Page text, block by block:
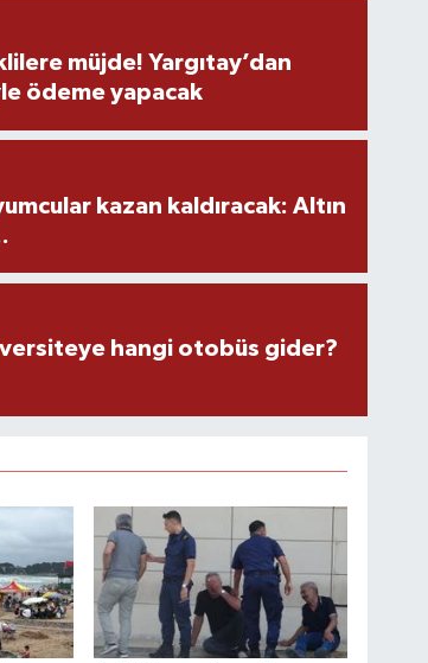
müjde! Yargıtay’dan
ödeme yapacak
kazan kaldıracak: Altın
hangi otobüs gider?